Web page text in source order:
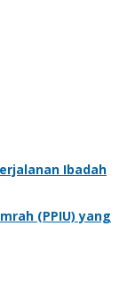
Ibadah
(PPIU) yang